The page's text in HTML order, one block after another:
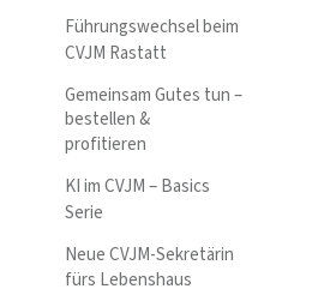
Führungswechsel beim
CVJM Rastatt
Gemeinsam Gutes tun –
bestellen &
profitieren
KI im CVJM – Basics
Serie
Neue CVJM-Sekretärin
fürs Lebenshaus